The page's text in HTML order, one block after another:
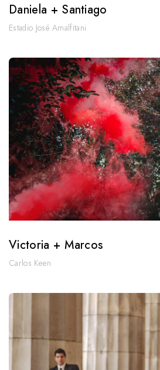
Daniela + Santiago
Estadio José Amalfitani
Victoria + Marcos
Carlos Keen